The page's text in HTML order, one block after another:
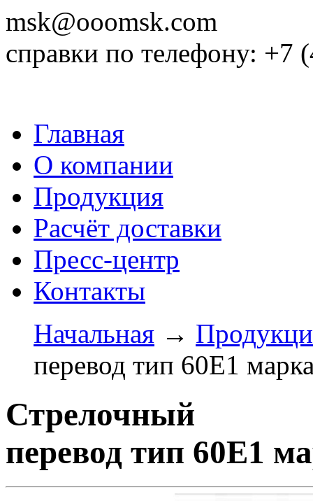
msk@ooomsk.com
справки по телефону: +7
Главная
О компании
Продукция
Расчёт доставки
Пресс-центр
Контакты
Начальная →
перевод тип 60E1
Стрелочный
перевод тип 60E1